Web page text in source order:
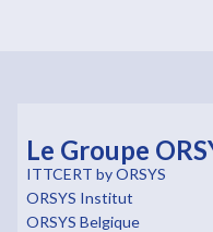
Le Groupe
ITTCERT by ORSYS
ORSYS Institut
ORSYS Belgique